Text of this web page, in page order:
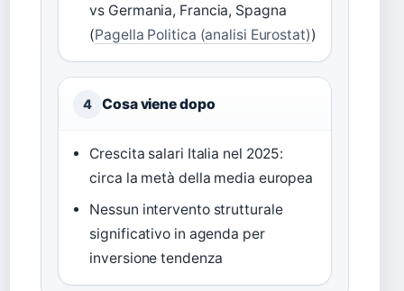
vs Germania, Francia, Spagna
(Pagella Politica (analisi Eurostat))
4 Cosa viene dopo
Crescita salari Italia nel 2025:
circa la metà della media europea
Nessun intervento strutturale
significativo in agenda per
inversione tendenza